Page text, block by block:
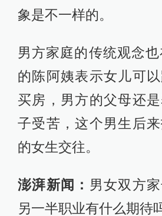
象是不一样的。
男方家庭的传统观念
的陈阿姨表示女儿可
买房，男方的父母还
子受苦，这个男生后
的女生交往。
澎湃新闻： 男女双方
另一半职业有什么期待